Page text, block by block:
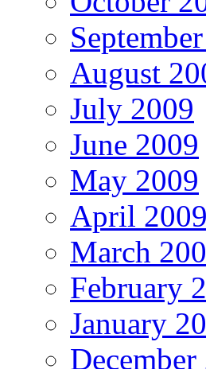
August
July 2009
June 2009
May 2009
April 2009
March
February
January
December